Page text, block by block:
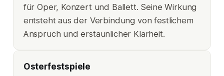
für Oper, Konzert und Ballett. Seine Wirkung
entsteht aus der Verbindung von festlichem
Anspruch und erstaunlicher Klarheit.
Osterfestspiele